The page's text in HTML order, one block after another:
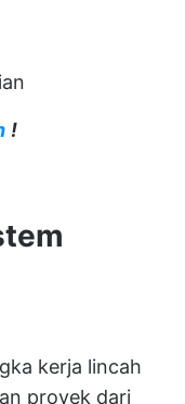
!
kerja lincah
proyek dari